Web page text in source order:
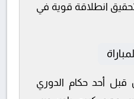
انطلاقة قوية في
قبل أحد حكام الدوري